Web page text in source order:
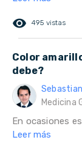
remove_red_eye 495 vistas
Color
debe?
Medicina
En ocasiones
Leer más